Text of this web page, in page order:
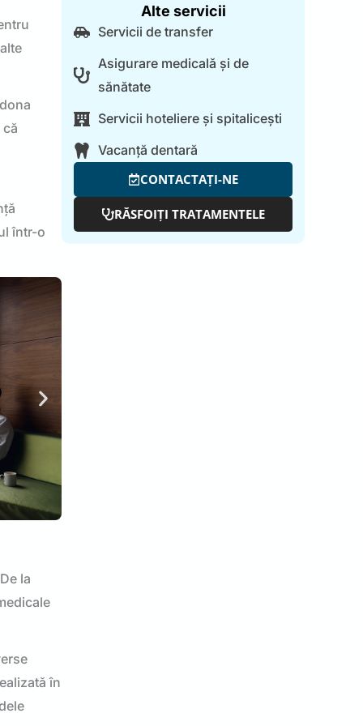
într-o
la
în
Alte servicii
Servicii de transfer
Asigurare medicală și de
sănătate
Servicii hoteliere și spitalicești
Vacanță dentară
CONTACTAȚI-NE
RĂSFOIȚI TRATAMENTELE